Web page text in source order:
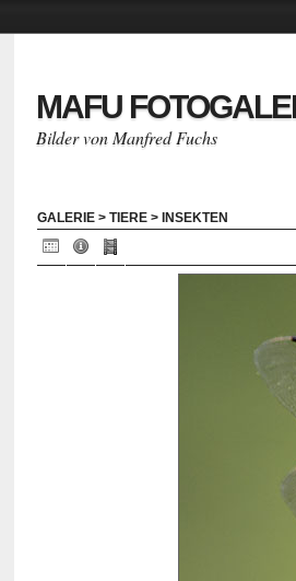
MAFU
Bilder von Manfred Fuchs
GALERIE > TIERE > INSEKTEN